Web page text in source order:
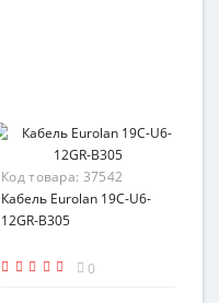
Код товара: 37542
Кабель Eurolan 19C-U6-
12GR-B305
0